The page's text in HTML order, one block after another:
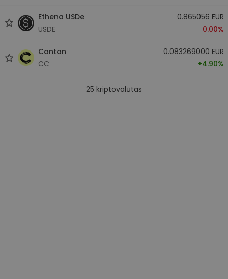
Ethena USDe
USDE
0.865056 EUR
0.00%
Canton
CC
0.083269000 EUR
+4.90%
25 kriptovalūtas